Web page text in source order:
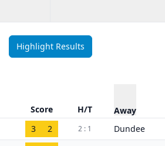
Highlight Results
Score H/T Away
3 2 2 : 1 Dundee